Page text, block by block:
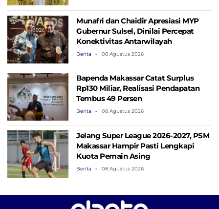
Munafri dan Chaidir Apresiasi MYP
Gubernur Sulsel, Dinilai Percepat
Konektivitas Antarwilayah
Berita 08 Agustus 2026
Bapenda Makassar Catat Surplus
Rp130 ​​Miliar, Realisasi Pendapatan
Tembus 49 Persen
Berita 08 Agustus 2026
Jelang Super League 2026-2027, PSM
Makassar Hampir Pasti Lengkapi
Kuota Pemain Asing
Berita 08 Agustus 2026